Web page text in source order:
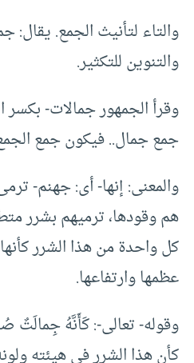
والتاء لتأنيث الجمع. يقال:
والتنوين للتكثير.
وقرأ الجمهور جمالات- بكسر
جمع جمال.. فيكون جمع
والمعنى: إنها- أى: جهنم-
هم وقودها، ترميهم بشرر
كل واحدة من هذا الشرر كأنها
عظمها وارتفاعها.
وقوله- تعالى-: كَأَنَّهُ جِمالَتٌ
كأن هذا الشرر في هيئته